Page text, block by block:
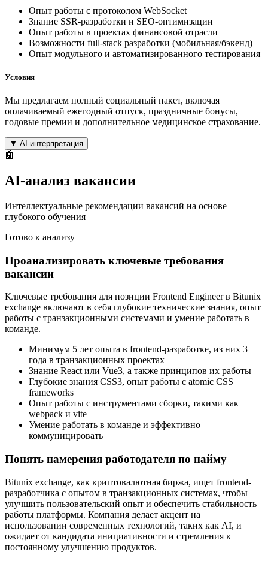
Опыт работы с протоколом WebSocket
Знание SSR-разработки и SEO-оптимизации
Опыт работы в проектах финансовой отрасли
Возможности full-stack разработки (мобильная/бэкенд)
Опыт модульного и автоматизированного тестирования
Условия
Мы предлагаем полный социальный пакет, включая
оплачиваемый ежегодный отпуск, праздничные бонусы,
годовые премии и дополнительное медицинское страхование.
▼ AI-интерпретация
🤖
AI-анализ вакансии
Интеллектуальные рекомендации вакансий на основе
глубокого обучения
Готово к анализу
Проанализировать ключевые требования
вакансии
Ключевые требования для позиции Frontend Engineer в Bitunix
exchange включают в себя глубокие технические знания, опыт
работы с транзакционными системами и умение работать в
команде.
Минимум 5 лет опыта в frontend-разработке, из них 3
года в транзакционных проектах
Знание React или Vue3, а также принципов их работы
Глубокие знания CSS3, опыт работы с atomic CSS
frameworks
Опыт работы с инструментами сборки, такими как
webpack и vite
Умение работать в команде и эффективно
коммуницировать
Понять намерения работодателя по найму
Bitunix exchange, как криптовалютная биржа, ищет frontend-
разработчика с опытом в транзакционных системах, чтобы
улучшить пользовательский опыт и обеспечить стабильность
работы платформы. Компания делает акцент на
использовании современных технологий, таких как AI, и
ожидает от кандидата инициативности и стремления к
постоянному улучшению продуктов.